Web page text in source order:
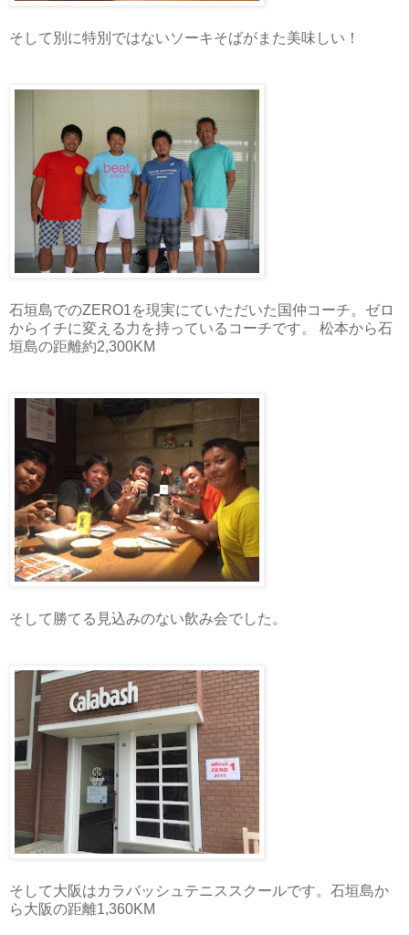
そして別に特別ではないソーキそばがまた美味しい！
石垣島でのZERO1を現実にていただいた国仲コーチ。ゼロ
からイチに変える力を持っているコーチです。 松本から石
垣島の距離約2,300KM
そして勝てる見込みのない飲み会でした。
そして大阪はカラバッシュテニススクールです。石垣島か
ら大阪の距離1,360KM